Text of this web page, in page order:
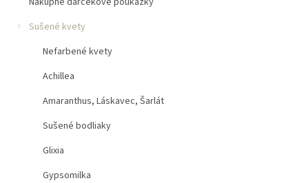
l
Sušené kvety
Nefarbené kvety
Achillea
Amaranthus, Láskavec, Šarlát
Sušené bodliaky
Glixia
Gypsomilka